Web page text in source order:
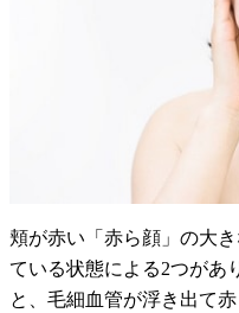
頬が赤い「赤ら顔」の大
ている状態による2つがあ
と、毛細血管が浮き出て